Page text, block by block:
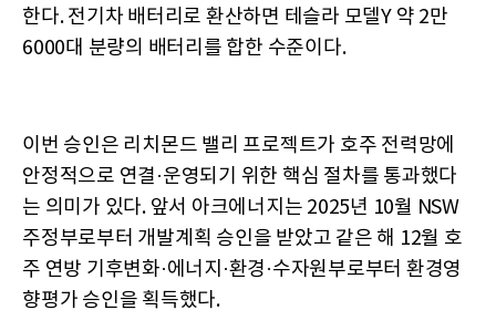
한다. 전기차 배터리로 환산하면 테슬라 모델Y 약 2만
6000대 분량의 배터리를 합한 수준이다.
이번 승인은 리치몬드 밸리 프로젝트가 호주 전력망에
안정적으로 연결·운영되기 위한 핵심 절차를 통과했다
는 의미가 있다. 앞서 아크에너지는 2025년 10월 NSW
주정부로부터 개발계획 승인을 받았고 같은 해 12월 호
주 연방 기후변화·에너지·환경·수자원부로부터 환경영
향평가 승인을 획득했다.